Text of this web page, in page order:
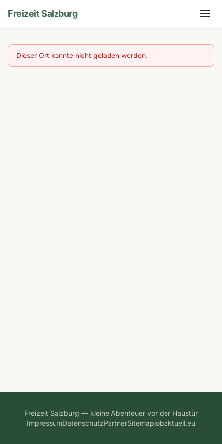
Freizeit Salzburg
Dieser Ort konnte nicht geladen werden.
Freizeit Salzburg — kleine Abenteuer vor der Haustür
ImpressumDatenschutzPartnerSitemapjobaktuell.eu